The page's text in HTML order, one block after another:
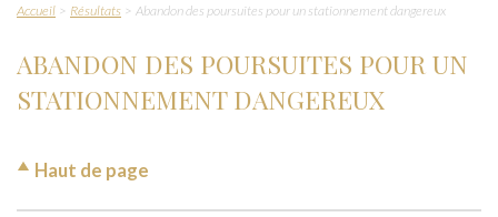
Accueil Résultats Abandon des poursuites pour un stationnement dangereux
ABANDON DES POURSUITES POUR UN
STATIONNEMENT DANGEREUX
Haut de page